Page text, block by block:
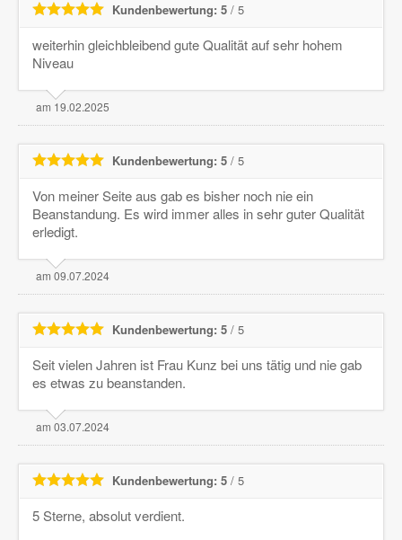
Kundenbewertung: 5 / 5
weiterhin gleichbleibend gute Qualität auf sehr hohem
Niveau
am 19.02.2025
Kundenbewertung: 5 / 5
Von meiner Seite aus gab es bisher noch nie ein
Beanstandung. Es wird immer alles in sehr guter Qualität
erledigt.
am 09.07.2024
Kundenbewertung: 5 / 5
Seit vielen Jahren ist Frau Kunz bei uns tätig und nie gab
es etwas zu beanstanden.
am 03.07.2024
Kundenbewertung: 5 / 5
5 Sterne, absolut verdient.